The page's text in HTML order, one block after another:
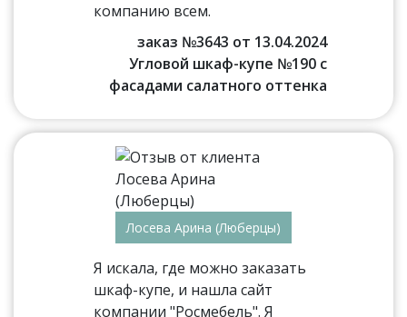
компанию всем.
заказ №3643 от 13.04.2024
Угловой шкаф-купе №190 с
фасадами салатного оттенка
Лосева Арина (Люберцы)
Я искала, где можно заказать
шкаф-купе, и нашла сайт
компании "Росмебель". Я